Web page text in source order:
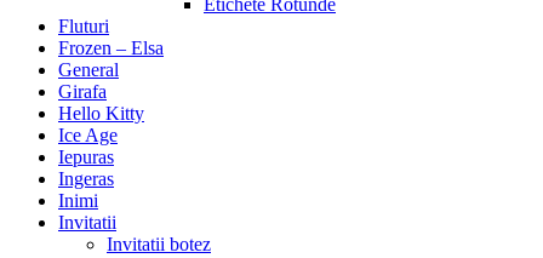
Etichete Rotunde
Fluturi
Frozen – Elsa
General
Girafa
Hello Kitty
Ice Age
Iepuras
Ingeras
Inimi
Invitatii
Invitatii botez